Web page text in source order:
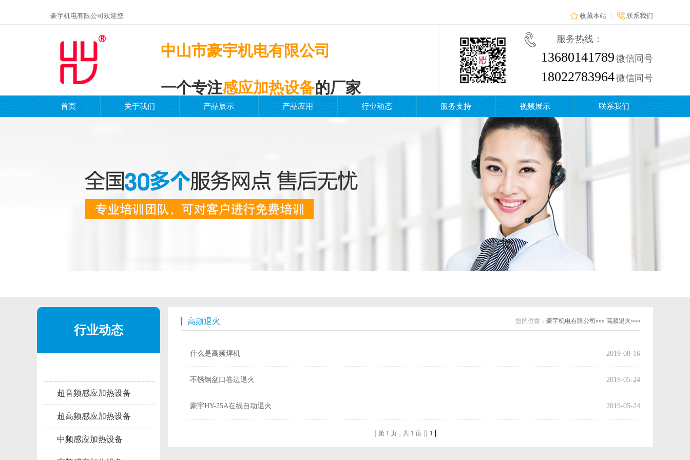
豪宇机电有限公司欢迎您 收藏本站 联系我们
中山市豪宇机电有限公司
一个专注感应加热设备的厂家
服务热线：
13680141789 微信同号
18022783964微信同号
首页 关于我们 产品展示 产品应用 行业动态 服务支持 视频展示 联系我们
行业动态
超音频感应加热设备
超高频感应加热设备
中频感应加热设备
高频退火 您的位置： 豪宇机电有限公司»»» 高频退火»»»
什么是高频焊机 2019-08-16
不锈钢盆口卷边退火 2019-05-24
豪宇HY-25A在线自动退火 2019-05-24
第 1 页，共 1 页 1